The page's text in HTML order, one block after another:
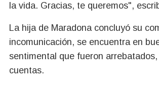
la vida. Gracias, te queremos",
La hija de Maradona concluyó su
incomunicación, se encuentra en
sentimental que fueron
cuentas.